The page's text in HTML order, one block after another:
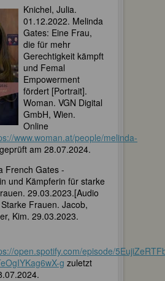
Knichel, Julia.
01.12.2022. Melinda
Gates: Eine Frau,
die für mehr
Gerechtigkeit kämpft
und Femal
Empowerment
fördert [Portrait].
Woman. VGN Digital
GmbH, Wien.
Online
www.woman.at/people/melinda-
am 28.07.2024.
French Gates -
und Kämpferin für starke
29.03.2023.[Audio
Frauen. Jacob,
Kim. 29.03.2023.
open.spotify.com/episode/
g zuletzt